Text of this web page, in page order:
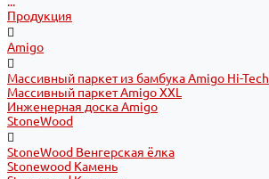
Продукция
Amigo
Массивный паркет из бамбука Amigo Hi-Tech
Массивный паркет Amigo XXL
Инженерная доска Amigo
StoneWood
StoneWood Венгерская ёлка
Stonewood Камень